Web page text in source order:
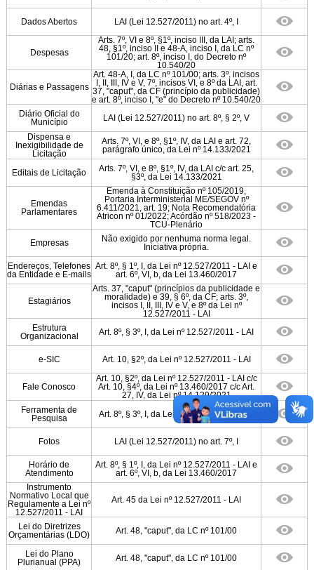
Dados Abertos LAI (Lei 12.527/2011) no art. 4º, I
Despesas
Arts. 7º, VI e 8º, §1º, inciso III, da LAI; arts.
48, §1º, inciso II e 48-A, inciso I, da LC nº
101/20; art. 8º, inciso I, do Decreto nº
10.540/20
Diárias e Passagens
Art. 48-A, I, da LC nº 101/00; arts. 3º, incisos
I, II, III, IV e V, 7º, incisos VI, e 8º da LAI, art.
37, "caput", da CF (princípio da publicidade)
e art. 8º, inciso I, "e" do Decreto nº 10.540/20
Diário Oficial do
Município
LAI (Lei 12.527/2011) no art. 8º, § 2º, V
Dispensa e
Inexigibilidade de
Licitação
Arts. 7º, VI, e 8º, §1º, IV, da LAI e art. 72,
parágrafo único, da Lei nº 14.133/2021
Editais de Licitação
Arts. 7º, VI, e 8º, §1º, IV, da LAI c/c art. 25,
§3º, da Lei 14.133/2021
Emendas
Parlamentares
Emenda à Constituição nº 105/2019,
Portaria Interministerial ME/SEGOV nº
6.411/2021, art. 19; Nota Recomendatória
Atricon nº 01/2022; Acórdão nº 518/2023 -
TCU-Plenário
Empresas
Não exigido por nenhuma norma legal.
Iniciativa própria.
Endereços, Telefones
da Entidade e E-mails
Art. 8º, § 1º, I, da Lei nº 12.527/2011 - LAI e
art. 6º, VI, b, da Lei 13.460/2017
Estagiários
Arts. 37, "caput" (princípios da publicidade e
moralidade) e 39, § 6º, da CF; arts. 3º,
incisos I, II, III, IV e V, e 8º da Lei nº
12.527/2011 - LAI
Estrutura
Organizacional
Art. 8º, § 3º, I, da Lei nº 12.527/2011 - LAI
e­-SIC Art. 10, §2º, da Lei nº 12.527/2011 - LAI
Fale Conosco
Art. 10, §2º, da Lei nº 12.527/2011 - LAI c/c
Art. 10, §4º, da Lei nº 13.460/2017 c/c Art.
27, IV, da Lei nº 14.129/2021
Ferramenta de
Pesquisa
Art. 8º, § 3º, I, da Lei nº 12.527/2011 - LAI
Fotos LAI (Lei 12.527/2011) no art. 7º, I
Horário de
Atendimento
Art. 8º, § 1º, I, da Lei nº 12.527/2011 - LAI e
art. 6º, VI, b, da Lei 13.460/2017
Instrumento
Normativo Local que
Regulamente a Lei nº
12.527/2011 - LAI
Art. 45 da Lei nº 12.527/2011 - LAI
Lei do Diretrizes
Orçamentárias (LDO)
Art. 48, "caput", da LC nº 101/00
Lei do Plano
Plurianual (PPA)
Art. 48, "caput", da LC nº 101/00